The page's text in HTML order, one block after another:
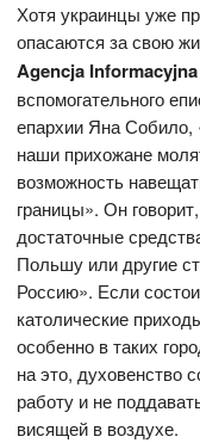
Хотя украинцы уже
опасаются за свою
Agencja Informacyjna
вспомогательного
епархии Яна Собило,
наши прихожане
возможность
границы». Он
достаточные
Польшу или другие
Россию». Если
католические
особенно в таких
на это, духовенство
работу и не
висящей в воздухе.